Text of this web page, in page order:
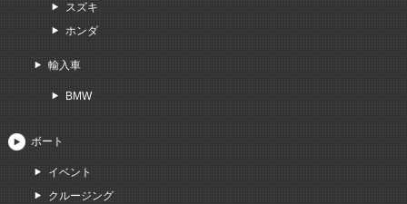
スズキ
ホンダ
輸入車
BMW
ボート
イベント
クルージング